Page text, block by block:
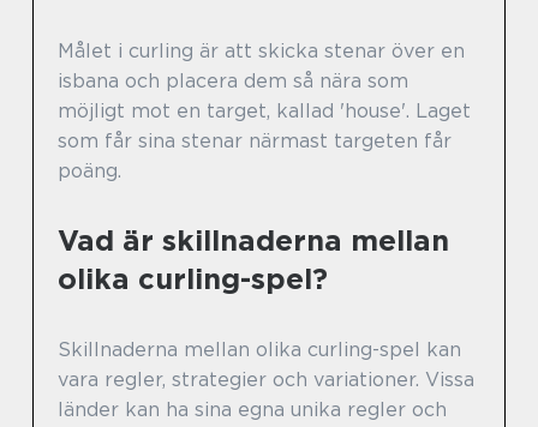
Målet i curling är att skicka stenar över en
isbana och placera dem så nära som
möjligt mot en target, kallad 'house'. Laget
som får sina stenar närmast targeten får
poäng.
Vad är skillnaderna mellan
olika curling-spel?
Skillnaderna mellan olika curling-spel kan
vara regler, strategier och variationer. Vissa
länder kan ha sina egna unika regler och